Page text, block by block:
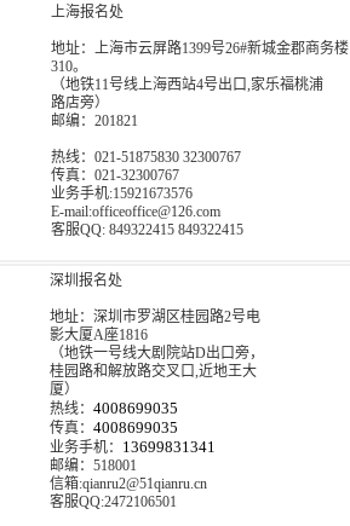
上海报名处
地址：上海市云屏路1399号26#新城金郡商务楼
310。
（地铁11号线上海西站4号出口,家乐福桃浦
路店旁）
邮编：201821
热线：021-51875830 32300767
传真：021-32300767
业务手机:15921673576
E-mail:officeoffice@126.com
客服QQ: 849322415 849322415
深圳报名处
地址：深圳市罗湖区桂园路2号电
影大厦A座1816
（地铁一号线大剧院站D出口旁，
桂园路和解放路交叉口,近地王大
厦）
热线： 4008699035
传真： 4008699035
业务手机： 13699831341
邮编：518001
信箱:qianru2@51qianru.cn
客服QQ:2472106501